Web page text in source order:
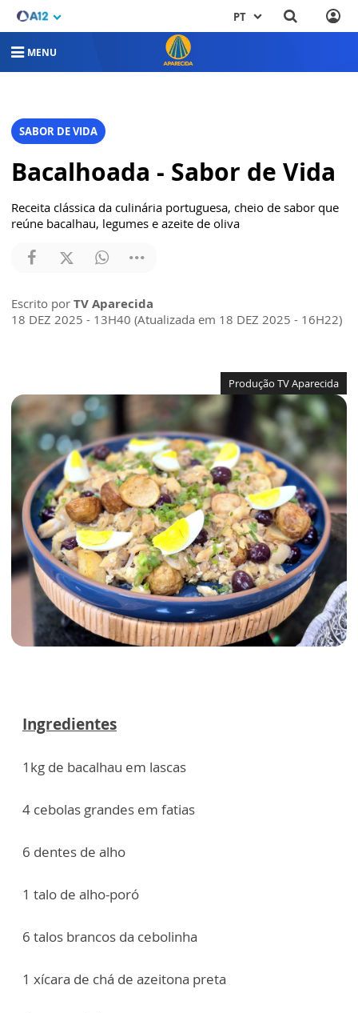
PT
MENU
SABOR DE VIDA
Bacalhoada - Sabor de Vida
Receita clássica da culinária portuguesa, cheio de sabor que
reúne bacalhau, legumes e azeite de oliva
Escrito por TV Aparecida
18 DEZ 2025 - 13H40 (Atualizada em 18 DEZ 2025 - 16H22)
Produção TV Aparecida
Ingredientes
1kg de bacalhau em lascas
4 cebolas grandes em fatias
6 dentes de alho
1 talo de alho-poró
6 talos brancos da cebolinha
1 xícara de chá de azeitona preta